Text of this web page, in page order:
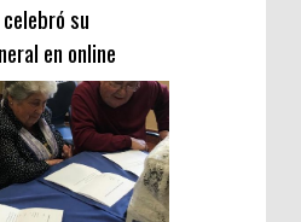
su
en online